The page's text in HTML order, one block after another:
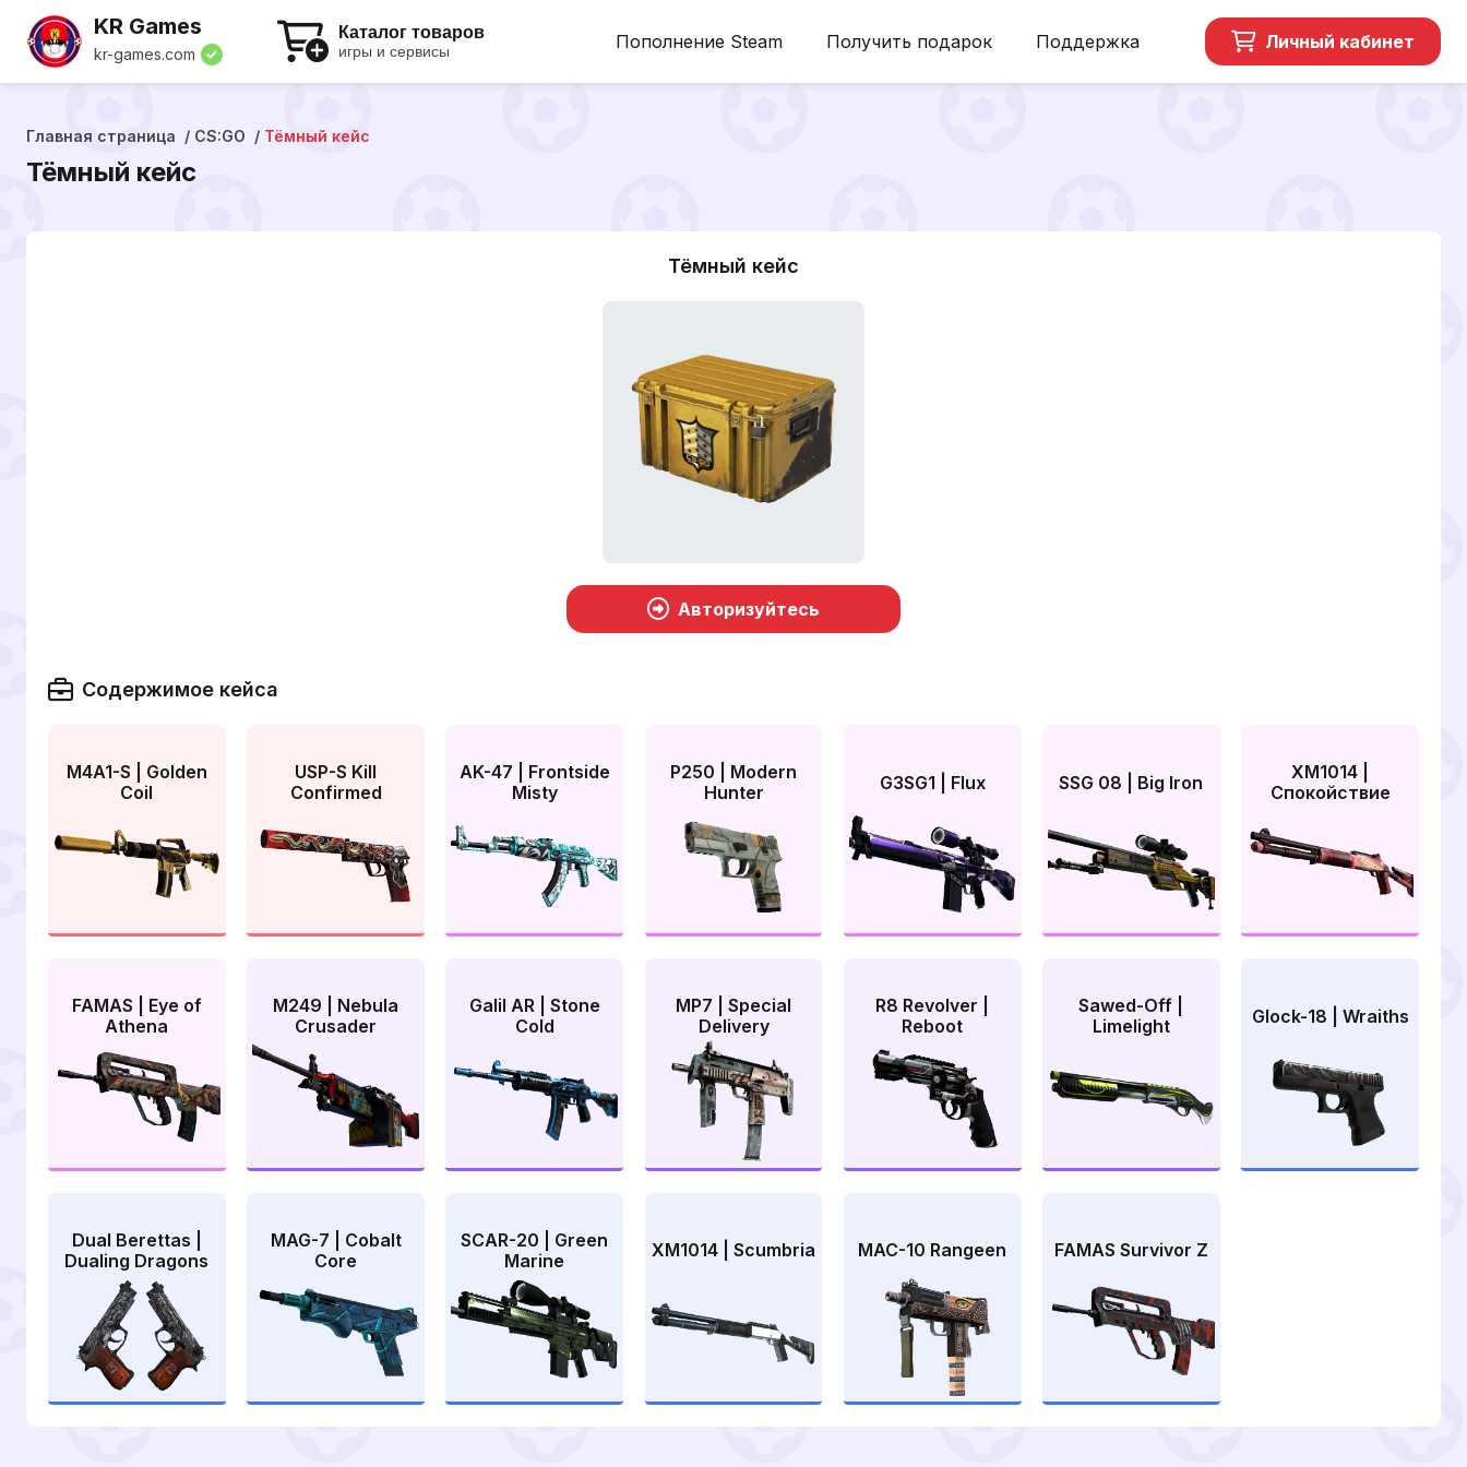
KR Games
kr-games.com
Каталог товаров
игры и сервисы Пополнение Steam Получить подарок Поддержка Личный кабинет
Главная страница CS:GO Тёмный кейс
Тёмный кейс
Тёмный кейс
Авторизуйтесь
Содержимое кейса
M4A1-S | Golden
Coil
USP-S Kill
Confirmed
AK-47 | Frontside
Misty
P250 | Modern
Hunter
G3SG1 | Flux SSG 08 | Big Iron
XM1014 |
Спокойствие
FAMAS | Eye of
Athena
M249 | Nebula
Crusader
Galil AR | Stone
Cold
MP7 | Special
Delivery
R8 Revolver |
Reboot
Sawed-Off |
Limelight
Glock-18 | Wraiths
Dual Berettas |
Dualing Dragons
MAG-7 | Cobalt
Core
SCAR-20 | Green
Marine
XM1014 | Scumbria MAC-10 Rangeen FAMAS Survivor Z